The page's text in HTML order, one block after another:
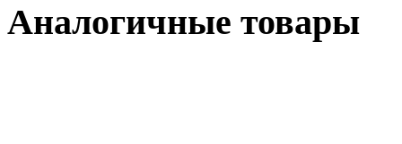
Аналогичные товары